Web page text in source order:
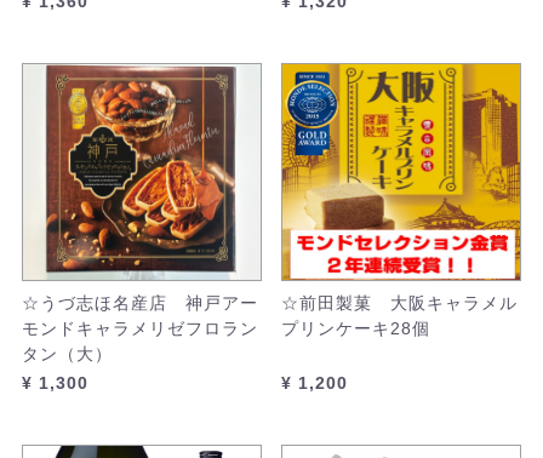
☆うづ志ほ名産店 神戸アー
モンドキャラメリゼフロラン
タン（大）
¥ 1,300
☆前田製菓 大阪キャラメル
プリンケーキ28個
¥ 1,200